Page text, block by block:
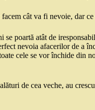
cât va fi nevoie, dar
se poartă atât de
nevoia afacerilor de a
cele se vor închide din
de cea veche, au